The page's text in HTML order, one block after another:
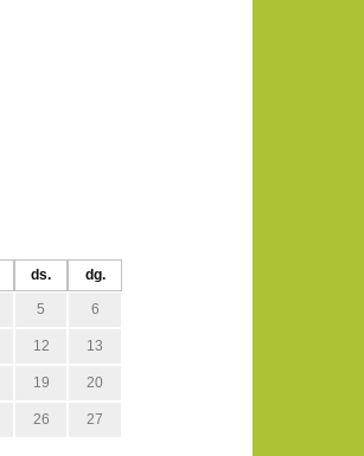
ds. dg.
5 6
12 13
19 20
26 27